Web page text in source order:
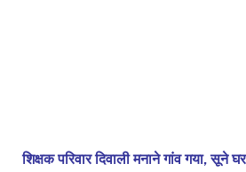
शिक्षक परिवार दिवाली मनाने गांव गया, सूने